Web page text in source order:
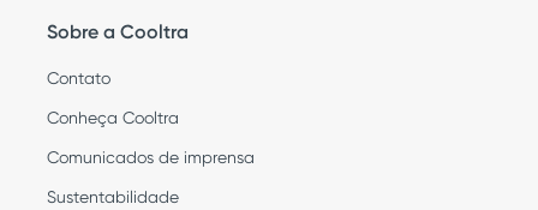
Sobre a Cooltra
Contato
Conheça Cooltra
Comunicados de imprensa
Sustentabilidade